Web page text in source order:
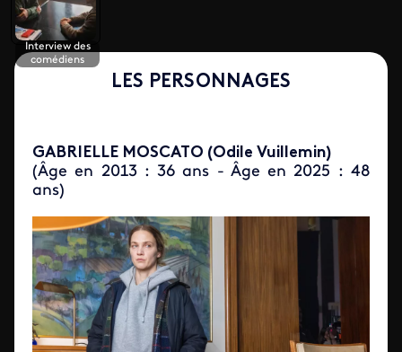
Interview des
comédiens
LES PERSONNAGES
GABRIELLE MOSCATO (Odile Vuillemin)
(Âge en 2013 : 36 ans - Âge en 2025 : 48
ans)